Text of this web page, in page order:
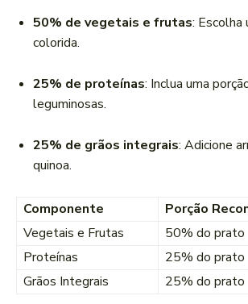
50% de vegetais e frutas: Escolha
colorida.
25% de proteínas: Inclua uma
leguminosas.
25% de grãos integrais: Adicione
quinoa.
Componente
Porção
Vegetais e Frutas
50% do prato
Proteínas
25% do prato
Grãos Integrais
25% do prato